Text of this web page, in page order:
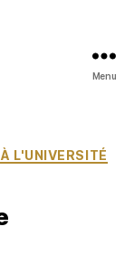
Menu
L'UNIVERSITÉ